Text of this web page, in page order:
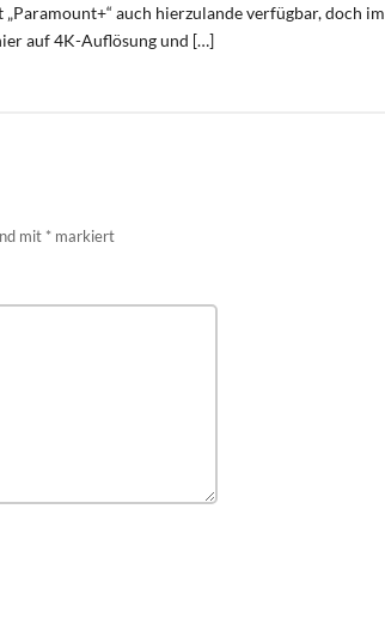
auch hierzulande verfügbar, doch im
auf 4K-Auflösung und […]
mit * markiert